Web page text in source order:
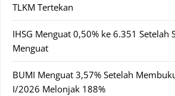
TLKM Tertekan
IHSG Menguat 0,50% ke 6.351 Setelah
Menguat
BUMI Menguat 3,57% Setelah
I/2026 Melonjak 188%